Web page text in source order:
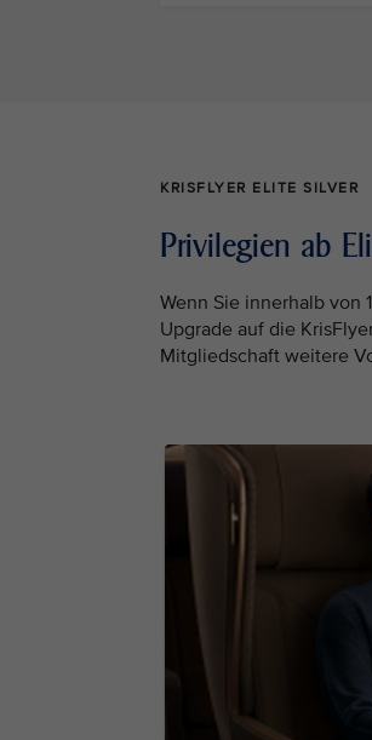
KRISFLYER ELITE SILVER
Privilegien ab
Wenn Sie innerhalb von
Upgrade auf die
Mitgliedschaft weitere